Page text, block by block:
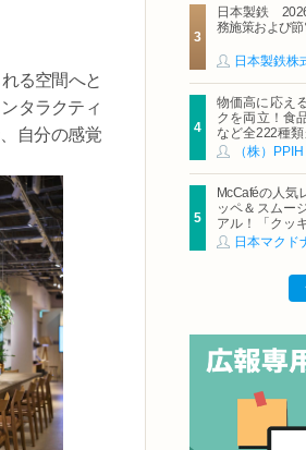
る空間へと
タラクティ
自分の感覚
日本製鉄
務施策および
日本製鉄株
物価高に応え
クを両立！食
など全222種類
ループ「夏福
（株）PPIH
McCaféの人気
ッペ＆スムー
アル！「クッ
コフラッペ」
日本マクド